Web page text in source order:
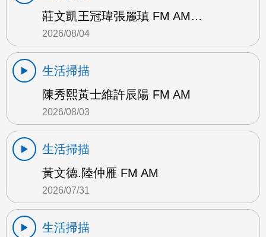
莊文凱王冠瑋張麗瑱 FM AM…
2026/08/04
生活掃描
陳秀熙黃士維許辰陽 FM AM
2026/08/03
生活掃描
黃文德.陸仲雁 FM AM
2026/07/31
生活掃描